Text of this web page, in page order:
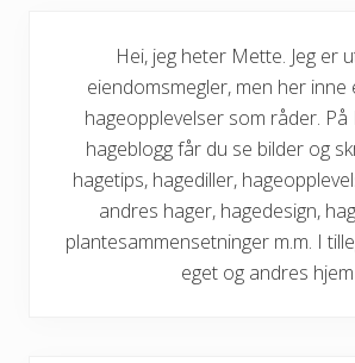
Hei, jeg heter Mette. Jeg er
eiendomsmegler, men her inne
hageopplevelser som råder. På
hageblogg får du se bilder og
hagetips, hagediller,
andres hager, hagedesign,
plantesammensetninger m.m. I
eget og andres hjem